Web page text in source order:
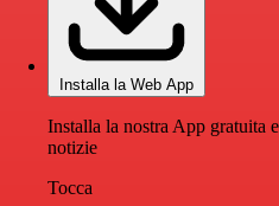
Installa la Web App
Installa la nostra App gratuita
notizie
Tocca